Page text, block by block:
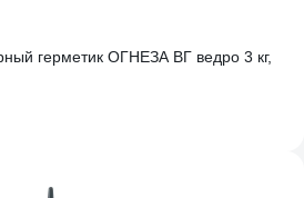
герметик ОГНЕЗА ВГ ведро 3 кг,